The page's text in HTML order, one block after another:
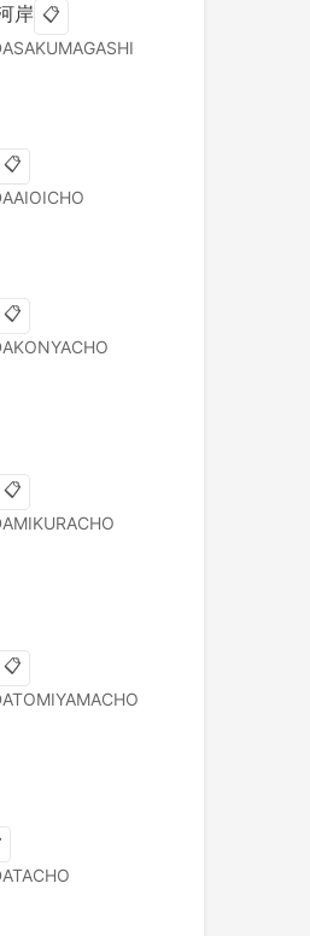
岸 📋
📋
📋
📋
📋